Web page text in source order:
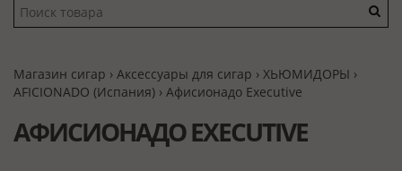
Магазин сигар › Аксессуары для сигар › ХЬЮМИДОРЫ ›
AFICIONADO (Испания) › Афисионадо Executive
АФИСИОНАДО EXECUTIVE